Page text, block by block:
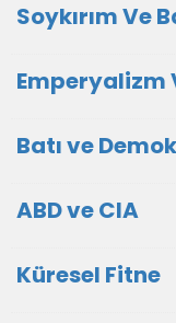
Soykırım Ve
Emperyalizm
Batı ve
ABD ve CIA
Küresel Fitne